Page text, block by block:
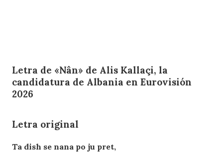
Letra de «Nân» de Alis Kallaçi, la
candidatura de Albania en Eurovisión
2026
Letra original
Ta dish se nana po ju pret,